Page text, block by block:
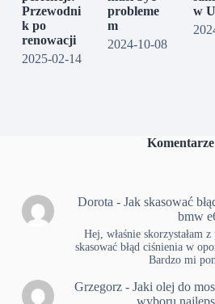
Przewodni
k po
renowacji
2025-02-14
probleme
m
2024-10-08
w
Komentarze
Dorota -Jak skasować
bmw
Hej, właśnie skorzystałam
skasować błąd ciśnienia w
Bardzo mi
Grzegorz- Jaki olej do
wyboru